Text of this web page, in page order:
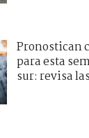
Pronostican
para esta
sur: revisa